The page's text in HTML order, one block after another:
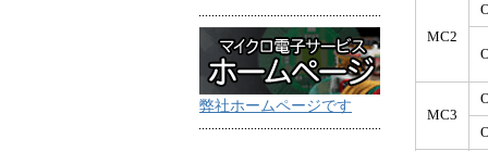
MC2
MC3
弊社ホームページです